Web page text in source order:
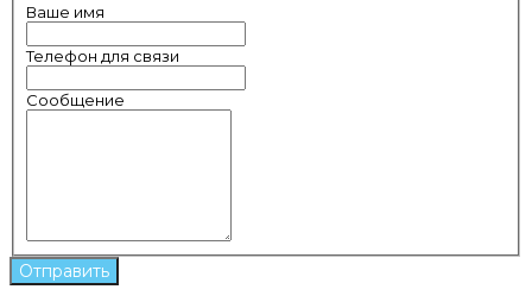
Ваше имя
Телефон для связи
Сообщение